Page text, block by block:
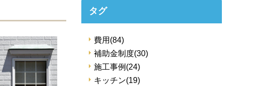
タグ
費用 (84)
補助金制度(30)
施工事例 (24)
キッチン(19)